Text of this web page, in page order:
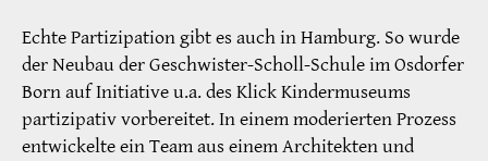
Echte Partizipation gibt es auch in Hamburg. So wurde
der Neubau der Geschwister-Scholl-Schule im Osdorfer
Born auf Initiative u.a. des Klick Kindermuseums
partizipativ vorbereitet. In einem moderierten Prozess
entwickelte ein Team aus einem Architekten und